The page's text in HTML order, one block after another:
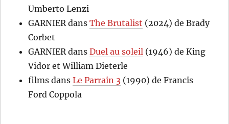
Umberto Lenzi
GARNIER dansThe Brutalist (2024) de Brady
Corbet
GARNIER dansDuel au soleil (1946) de King
Vidor et William Dieterle
films dansLe Parrain 3 (1990) de Francis
Ford Coppola